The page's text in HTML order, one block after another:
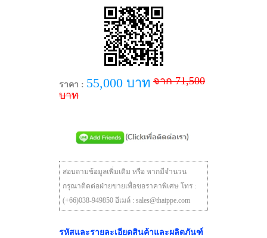
ราคา : 55,000 บาท จาก 71,500
บาท
สอบถามข้อมูลเพิ่มเติม หรือ หากมีจำนวน
กรุณาติดต่อฝ่ายขายเพื่อขอราคาพิเศษ โทร :
(+66)038-949850 อีเมล์ : sales@thaippe.com
รหัสและรายละเอียดสินค้าและผลิตภันฑ์